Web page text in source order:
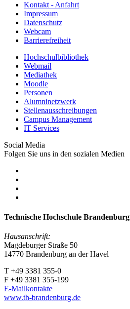
Kontakt - Anfahrt
Impressum
Datenschutz
Webcam
Barrierefreiheit
Hochschulbibliothek
Webmail
Mediathek
Moodle
Personen
Alumninetzwerk
Stellenausschreibungen
Campus Management
IT Services
Social Media
Folgen Sie uns in den sozialen Medien
Technische Hochschule Brandenburg
Hausanschrift:
Magdeburger Straße 50
14770 Brandenburg an der Havel
T +49 3381 355-0
F +49 3381 355-199
E-Mailkontakte
www.th-brandenburg.de